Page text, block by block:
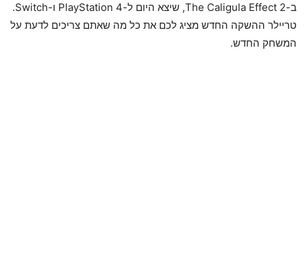
ב-The Caligula Effect 2, שיצא היום ל-PlayStation 4 ו-Switch.
טריילר ההשקה החדש מציג לכם את כל מה שאתם צריכים לדעת על
המשחק החדש.